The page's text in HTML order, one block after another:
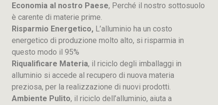
Economia al nostro Paese, Perché il nostro sottosuolo
è carente di materie prime.
Risparmio Energetico, L’alluminio ha un costo
energetico di produzione molto alto, si risparmia in
questo modo il 95%
Riqualificare Materia, il riciclo degli imballaggi in
alluminio si accede al recupero di nuova materia
preziosa, per la realizzazione di nuovi prodotti.
Ambiente Pulito, il riciclo dell’alluminio, aiuta a